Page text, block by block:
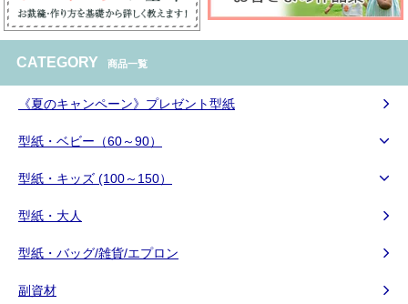
CATEGORY 商品一覧
《夏のキャンペーン》プレゼント型紙
型紙・ベビー（60～90）
型紙・キッズ (100～150）
型紙・大人
型紙・バッグ/雑貨/エプロン
副資材